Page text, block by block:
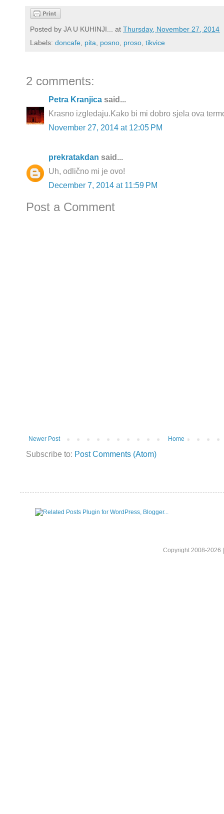
Posted by JA U KUHINJI... at Thursday, November 27, 2014
Labels: doncafe pita posno proso tikvice
2 comments:
Petra Kranjica said...
Krasno izgledaju.Kako bi mi dobro sjela ova
November 27, 2014 at 12:05 PM
prekratakdan said...
Uh, odlično mi je ovo!
December 7, 2014 at 11:59 PM
Post a Comment
Newer Post Home
Subscribe to: Post Comments (Atom)
Copyright 2008-2026